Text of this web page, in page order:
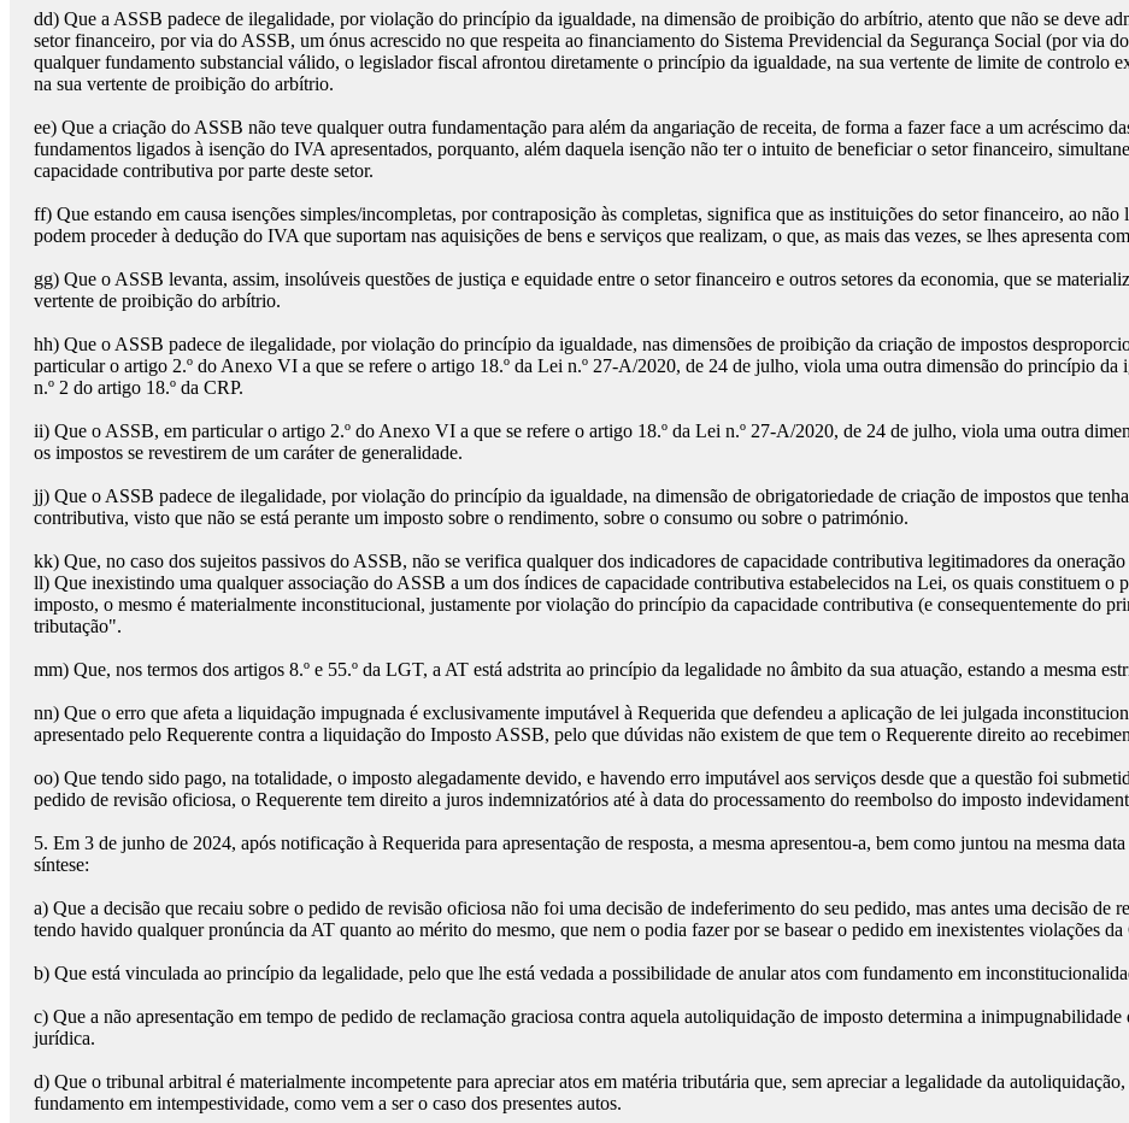
dd) Que a ASSB padece de ilegalidade, por violação do princípio da igualdade, na dimensão de proibição do arbítrio, atento que não se deve
setor financeiro, por via do ASSB, um ónus acrescido no que respeita ao financiamento do Sistema Previdencial da Segurança Social (por via
qualquer fundamento substancial válido, o legislador fiscal afrontou diretamente o princípio da igualdade, na sua vertente de limite de controlo
na sua vertente de proibição do arbítrio.
ee) Que a criação do ASSB não teve qualquer outra fundamentação para além da angariação de receita, de forma a fazer face a um acréscimo
fundamentos ligados à isenção do IVA apresentados, porquanto, além daquela isenção não ter o intuito de beneficiar o setor financeiro,
capacidade contributiva por parte deste setor.
ff) Que estando em causa isenções simples/incompletas, por contraposição às completas, significa que as instituições do setor financeiro, ao
podem proceder à dedução do IVA que suportam nas aquisições de bens e serviços que realizam, o que, as mais das vezes, se lhes apresenta
gg) Que o ASSB levanta, assim, insolúveis questões de justiça e equidade entre o setor financeiro e outros setores da economia, que se
vertente de proibição do arbítrio.
hh) Que o ASSB padece de ilegalidade, por violação do princípio da igualdade, nas dimensões de proibição da criação de impostos
particular o artigo 2.º do Anexo VI a que se refere o artigo 18.º da Lei n.º 27-A/2020, de 24 de julho, viola uma outra dimensão do princípio
n.º 2 do artigo 18.º da CRP.
ii) Que o ASSB, em particular o artigo 2.º do Anexo VI a que se refere o artigo 18.º da Lei n.º 27-A/2020, de 24 de julho, viola uma outra
os impostos se revestirem de um caráter de generalidade.
jj) Que o ASSB padece de ilegalidade, por violação do princípio da igualdade, na dimensão de obrigatoriedade de criação de impostos que
contributiva, visto que não se está perante um imposto sobre o rendimento, sobre o consumo ou sobre o património.
kk) Que, no caso dos sujeitos passivos do ASSB, não se verifica qualquer dos indicadores de capacidade contributiva legitimadores da
ll) Que inexistindo uma qualquer associação do ASSB a um dos índices de capacidade contributiva estabelecidos na Lei, os quais constituem o
imposto, o mesmo é materialmente inconstitucional, justamente por violação do princípio da capacidade contributiva (e consequentemente do
tributação".
mm) Que, nos termos dos artigos 8.º e 55.º da LGT, a AT está adstrita ao princípio da legalidade no âmbito da sua atuação, estando a mesma
nn) Que o erro que afeta a liquidação impugnada é exclusivamente imputável à Requerida que defendeu a aplicação de lei julgada
apresentado pelo Requerente contra a liquidação do Imposto ASSB, pelo que dúvidas não existem de que tem o Requerente direito ao
oo) Que tendo sido pago, na totalidade, o imposto alegadamente devido, e havendo erro imputável aos serviços desde que a questão foi
pedido de revisão oficiosa, o Requerente tem direito a juros indemnizatórios até à data do processamento do reembolso do imposto
5. Em 3 de junho de 2024, após notificação à Requerida para apresentação de resposta, a mesma apresentou-a, bem como juntou na mesma
síntese:
a) Que a decisão que recaiu sobre o pedido de revisão oficiosa não foi uma decisão de indeferimento do seu pedido, mas antes uma decisão
tendo havido qualquer pronúncia da AT quanto ao mérito do mesmo, que nem o podia fazer por se basear o pedido em inexistentes violações
b) Que está vinculada ao princípio da legalidade, pelo que lhe está vedada a possibilidade de anular atos com fundamento em
c) Que a não apresentação em tempo de pedido de reclamação graciosa contra aquela autoliquidação de imposto determina a
jurídica.
d) Que o tribunal arbitral é materialmente incompetente para apreciar atos em matéria tributária que, sem apreciar a legalidade da
fundamento em intempestividade, como vem a ser o caso dos presentes autos.